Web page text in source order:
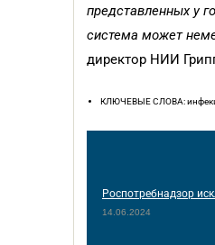
представленных у
система может
директор НИИ
КЛЮЧЕВЫЕ СЛОВА:
Роспотребнадзор
14.06.2024